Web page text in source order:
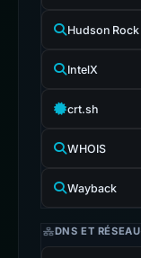
Hudson Rock
IntelX
crt.sh
WHOIS
Wayback
DNS ET RÉSEAU